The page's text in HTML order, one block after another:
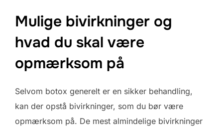
Mulige bivirkninger og
hvad du skal være
opmærksom på
Selvom botox generelt er en sikker behandling,
kan der opstå bivirkninger, som du bør være
opmærksom på. De mest almindelige bivirkninger